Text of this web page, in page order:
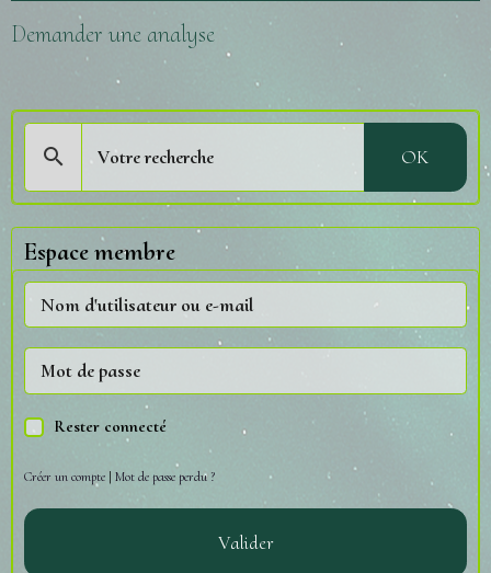
Demander une analyse
OK
Espace membre
Rester connecté
Créer un compte | Mot de passe perdu ?
Valider